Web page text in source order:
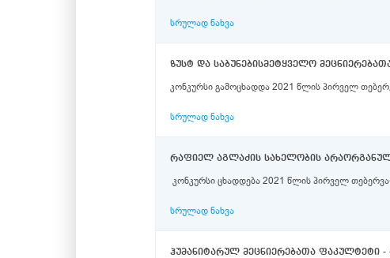
სრულად ნახვა
ზუსტ და საბუნებისმეტყველო
კონკურსი გამოცხადდა 2021 წლის პირველ
სრულად ნახვა
რაფიელ აგლაძის სახელობის
კონკურსი ცხადდება 2021 წლის პირველ
სრულად ნახვა
ჰუმანიტარულ მეცნიერებათა ფაკულტეტი